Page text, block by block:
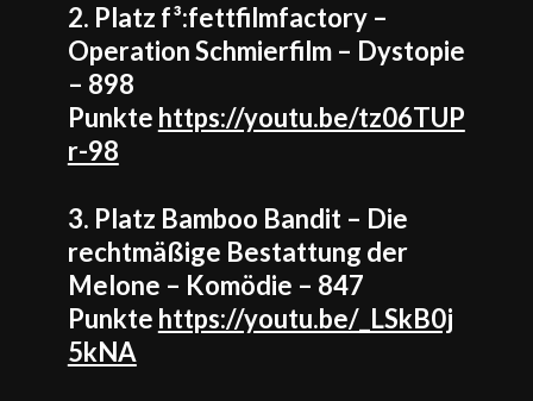
2. Platz f³:fettfilmfactory –
Operation Schmierfilm – Dystopie
– 898
Punkte https://youtu.be/tz06TUP
r-98
3. Platz Bamboo Bandit – Die
rechtmäßige Bestattung der
Melone – Komödie – 847
Punkte https://youtu.be/_LSkB0j
5kNA